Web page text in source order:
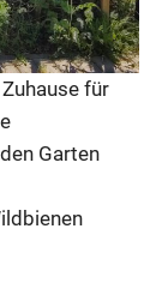
für
Garten